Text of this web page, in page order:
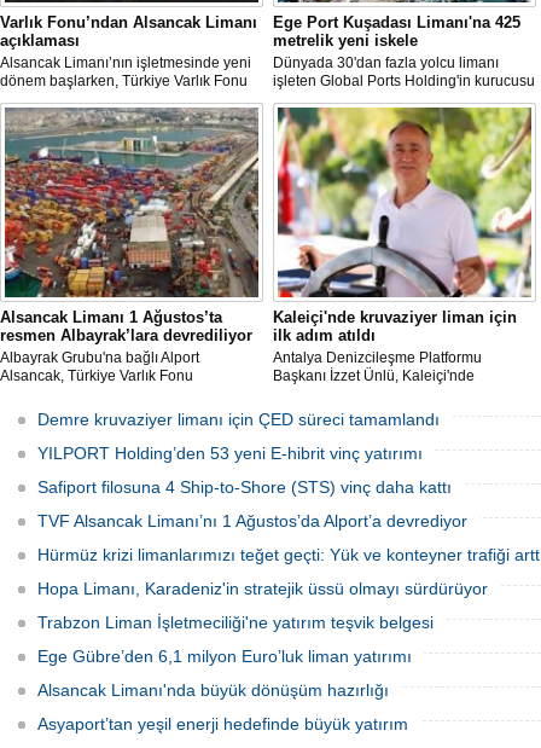
Varlık Fonu’ndan Alsancak Limanı
açıklaması
Alsancak Limanı’nın işletmesinde yeni
dönem başlarken, Türkiye Varlık Fonu
Yatırımlardan Sorumlu Genel Müdür
Yardımcısı Aziz Murat Uluğ, limanda
satış ya da imtiyaz devri yapılmadığını
belirterek, “Yük limanı operasyonlarını
yerli ve milli Alport’a teslim ettik”
açıklamasında bulundu.
Ege Port Kuşadası Limanı'na 425
metrelik yeni iskele
Dünyada 30'dan fazla yolcu limanı
işleten Global Ports Holding'in kurucusu
ve Yönetim Kurulu Başkanı Mehmet
Kutman'ın sahibi olduğu Ege Port
Kuşadası, yeni bir yatırım hamlesine
hazırlanıyor.
Alsancak Limanı 1 Ağustos’ta
resmen Albayrak’lara devrediliyor
Albayrak Grubu'na bağlı Alport
Alsancak, Türkiye Varlık Fonu
yük limanı işletmesini 1 Ağustos 2026
itibarıyla devralacağını liman
kullanıcılarına gönderdiği resmi yazıyla
Kaleiçi'nde kruvaziyer liman için
ilk adım atıldı
Antalya Denizcileşme Platformu
Başkanı İzzet Ünlü, Kaleiçi'nde
Ulaştırma ve Altyapı Bakanlığı 6'ncı
Bölge Müdürlüğü tarafından teknik
çalışma başlatıldığını açıkladı.
Demre kruvaziyer limanı için ÇED süreci tamamlandı
YILPORT Holding’den 53 yeni E-hibrit vinç yatırımı
Safiport filosuna 4 Ship-to-Shore (STS) vinç daha kattı
TVF Alsancak Limanı’nı 1 Ağustos’da Alport’a devrediyor
Hürmüz krizi limanlarımızı teğet geçti: Yük ve konteyner trafiği
Hopa Limanı, Karadeniz'in stratejik üssü olmayı sürdürüyor
Trabzon Liman İşletmeciliği'ne yatırım teşvik belgesi
Ege Gübre’den 6,1 milyon Euro’luk liman yatırımı
Alsancak Limanı'nda büyük dönüşüm hazırlığı
Asyaport’tan yeşil enerji hedefinde büyük yatırım